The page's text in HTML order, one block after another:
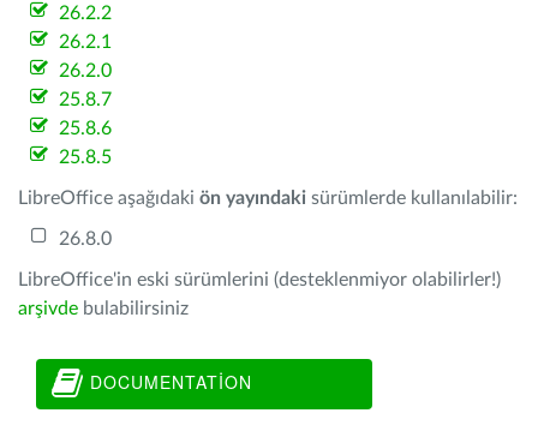
26.2.2
26.2.1
26.2.0
25.8.7
25.8.6
25.8.5
LibreOffice aşağıdaki ön yayındaki sürümlerde kullanılabilir:
26.8.0
LibreOffice'in eski sürümlerini (desteklenmiyor olabilirler!)
arşivde bulabilirsiniz
DOCUMENTATION